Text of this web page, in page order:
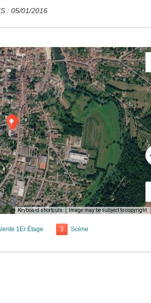
: 05/01/2016
Keyboard shortcuts Image may be subject to copyright
1Er Étage 3 Scène